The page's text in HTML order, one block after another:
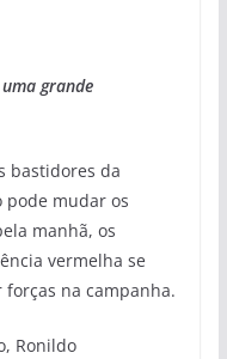
grande
bastidores da
pode mudar os
manhã, os
vermelha se
na campanha.
Ronildo